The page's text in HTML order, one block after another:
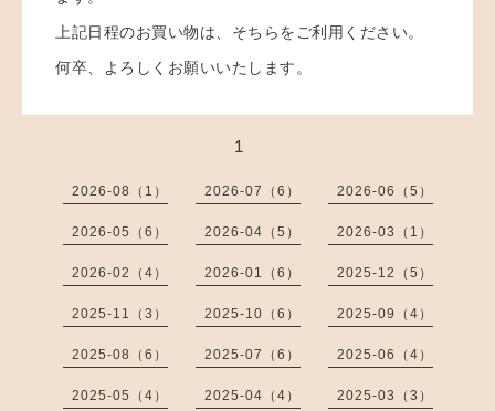
上記日程のお買い物は、そちらをご利用ください。
何卒、よろしくお願いいたします。
1
2026-08（1） 2026-07（6） 2026-06（5）
2026-05（6） 2026-04（5） 2026-03（1）
2026-02（4） 2026-01（6） 2025-12（5）
2025-11（3） 2025-10（6） 2025-09（4）
2025-08（6） 2025-07（6） 2025-06（4）
2025-05（4） 2025-04（4） 2025-03（3）